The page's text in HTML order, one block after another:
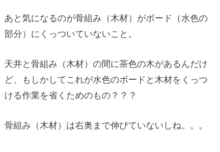
あと気になるのが骨組み（木材）がボード（水色の
部分）にくっついていないこと。
天井と骨組み（木材）の間に茶色の木があるんだけ
ど、もしかしてこれが水色のボードと木材をくっつ
ける作業を省くためのもの？？？
骨組み（木材）は右奥まで伸びていないしね。。。